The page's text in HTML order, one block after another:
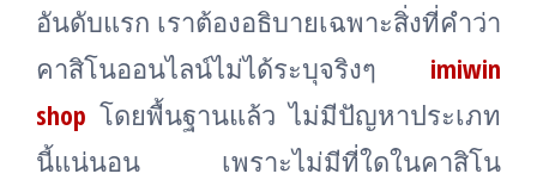
อันดับแรก เราต้องอธิบายเฉพาะสิ่งที่คำว่า
คาสิโนออนไลน์ไม่ได้ระบุจริงๆ imiwin
shop โดยพื้นฐานแล้ว ไม่มีปัญหาประเภท
นี้แน่นอน เพราะไม่มีที่ใดในคาสิโน